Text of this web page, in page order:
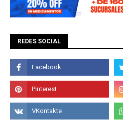
REDES SOCIAL